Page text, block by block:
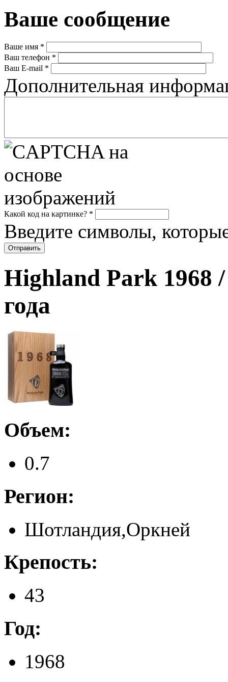
Ваше сообщение
Ваше имя *
Ваш телефон *
Ваш E-mail *
Дополнительная
Какой код на картинке? *
Введите символы,
Highland Park 1968
года
Объем:
0.7
Регион:
Шотландия,Оркней
Крепость:
43
Год:
1968